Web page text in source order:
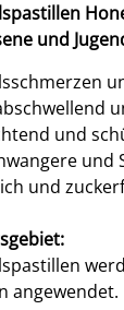
und
und
und
und
angewendet.